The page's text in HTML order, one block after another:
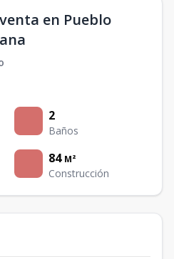
en Pueblo
2
Baños
84 M²
Construcción